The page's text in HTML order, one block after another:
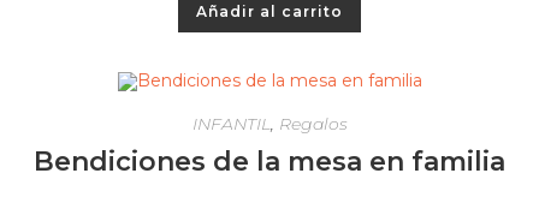
Añadir al carrito
INFANTIL, Regalos
Bendiciones de la mesa en familia